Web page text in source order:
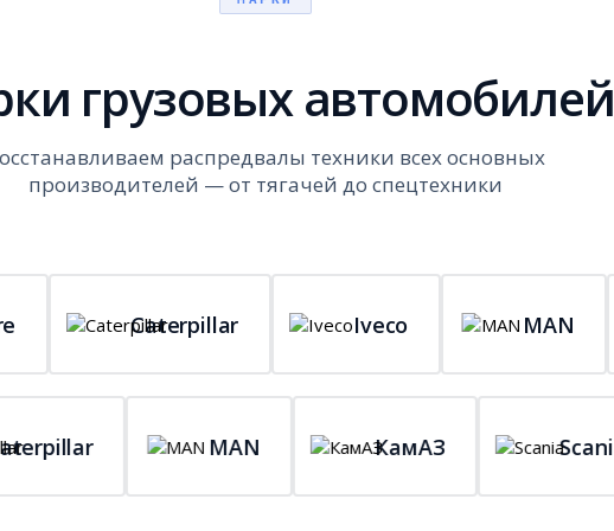
грузовых автомобилей
распредвалы техники всех основных
производителей — от тягачей до спецтехники
Caterpillar Iveco MAN
Caterpillar MAN КамАЗ